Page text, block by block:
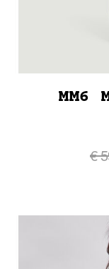
MM6
€